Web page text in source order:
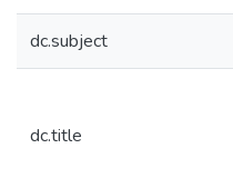
dc.subject
dc.title